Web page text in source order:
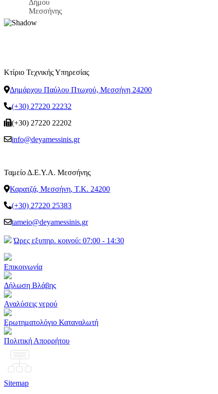
Κτίριο Τεχνικής Υπηρεσίας
Δημάρχου Παύλου Πτωχού, Μεσσήνη 24200
(+30) 27220 22232
(+30) 27220 22202
info@deyamessinis.gr
Ταμείο Δ.Ε.Υ.Α. Μεσσήνης
Καρατζά, Μεσσήνη, Τ.Κ. 24200
(+30) 27220 25383
tameio@deyamessinis.gr
Ώρες εξυπηρ. κοινού: 07:00 - 14:30
Επικοινωνία
Δήλωση Βλάβης
Αναλύσεις νερού
Ερωτηματολόγιο Καταναλωτή
Πολιτική Απορρήτου
Sitemap